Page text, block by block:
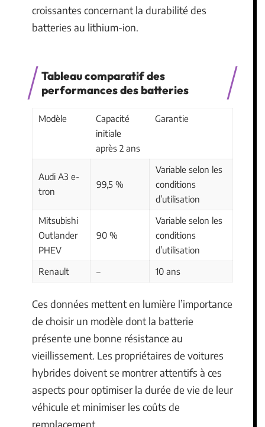
croissantes concernant la durabilité des
batteries au lithium-ion.
Tableau comparatif des
performances des batteries
Modèle
Capacité
initiale
après 2 ans
Garantie
Audi A3 e-
tron
99,5 %
Variable selon les
conditions
d’utilisation
Mitsubishi
Outlander
PHEV
90 %
Variable selon les
conditions
d’utilisation
Renault
– 10 ans
Ces données mettent en lumière l’importance
de choisir un modèle dont la batterie
présente une bonne résistance au
vieillissement. Les propriétaires de voitures
hybrides doivent se montrer attentifs à ces
aspects pour optimiser la durée de vie de leur
véhicule et minimiser les coûts de
remplacement.